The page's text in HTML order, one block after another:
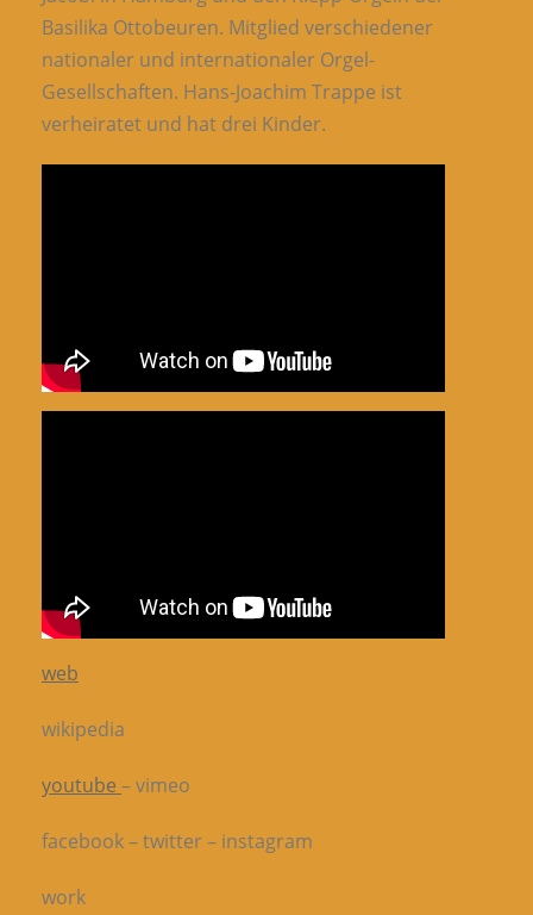
Basilika Ottobeuren. Mitglied verschiedener
nationaler und internationaler Orgel-
Gesellschaften. Hans-Joachim Trappe ist
verheiratet und hat drei Kinder.
web
wikipedia
youtube – vimeo
facebook – twitter – instagram
work